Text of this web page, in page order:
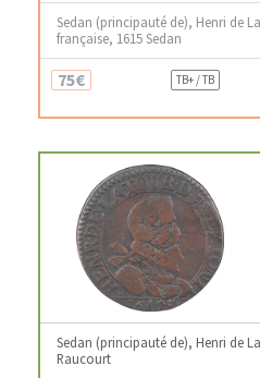
Sedan (principauté de), Henri de
française, 1615 Sedan
75€ TB+ / TB
Sedan (principauté de), Henri de
Raucourt